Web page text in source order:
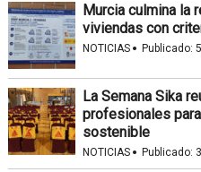
Murcia culmina la
viviendas con
NOTICIAS · Publicado:
La Semana Sika
profesionales
sostenible
NOTICIAS · Publicado: